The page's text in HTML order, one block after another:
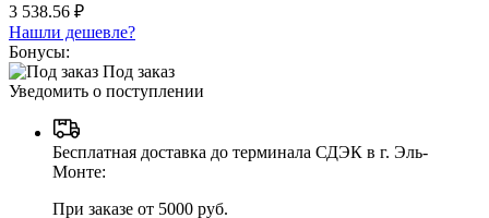
3 538.56 ₽
Нашли дешевле?
Бонусы:
Под заказ
Уведомить о поступлении
Бесплатная доставка до терминала СДЭК в г. Эль-
Монте:
При заказе от 5000 руб.